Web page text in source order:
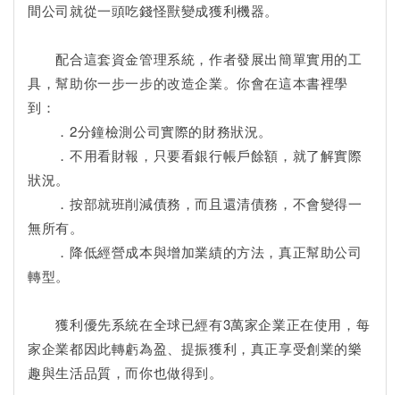
間公司就從一頭吃錢怪獸變成獲利機器。
配合這套資金管理系統，作者發展出簡單實用的工
具，幫助你一步一步的改造企業。你會在這本書裡學
到：
．2分鐘檢測公司實際的財務狀況。
．不用看財報，只要看銀行帳戶餘額，就了解實際
狀況。
．按部就班削減債務，而且還清債務，不會變得一
無所有。
．降低經營成本與增加業績的方法，真正幫助公司
轉型。
獲利優先系統在全球已經有3萬家企業正在使用，每
家企業都因此轉虧為盈、提振獲利，真正享受創業的樂
趣與生活品質，而你也做得到。